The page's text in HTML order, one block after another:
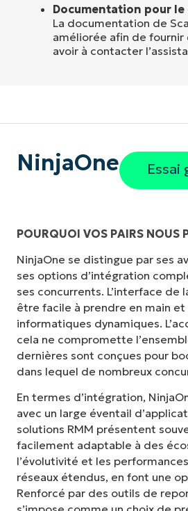
Documentation pour le
La documentation de
améliorée afin de fournir
avoir à contacter
NinjaOne
POURQUOI VOS PAIRS NOUS
NinjaOne se distingue par ses
ses options d’intégration
ses concurrents. L’interface
être facile à prendre en main
informatiques dynamiques.
cela ne compromette
dernières sont conçues pour
dans lequel de nombreux
En termes d’intégration,
avec un large éventail
solutions RMM présentent
facilement adaptable à des
l’évolutivité et les
réseaux étendus, en font une
Renforcé par des outils de
« NinjaOne est
et des
ou d'interface
clairement
retrouver. »
Ryan